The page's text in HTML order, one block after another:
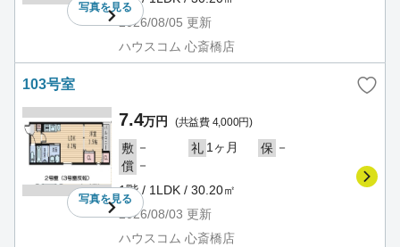
写真を見る
2026/08/05 更新
ハウスコム 心斎橋店
103号室
写真を見る
7.4万円 (共益費 4,000円)
敷 － 礼 1ヶ月 保 －
償 －
1階 / 1LDK / 30.20㎡
2026/08/03 更新
ハウスコム 心斎橋店